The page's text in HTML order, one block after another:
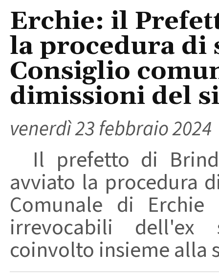
Erchie: il
la procedura di
Consiglio
dimissioni del
venerdì 23 febbraio 2024
Il prefetto di
avviato la procedura
Comunale di
irrevocabili dell'ex
coinvolto insieme alla